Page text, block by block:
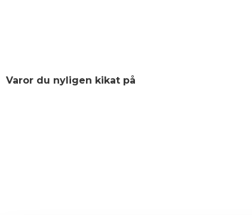
Varor du nyligen kikat på